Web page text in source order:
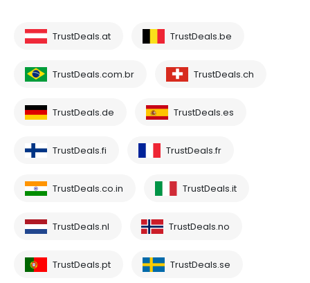
TrustDeals.at TrustDeals.be
TrustDeals.com.br TrustDeals.ch
TrustDeals.de TrustDeals.es
TrustDeals.fi TrustDeals.fr
TrustDeals.co.in TrustDeals.it
TrustDeals.nl TrustDeals.no
TrustDeals.pt TrustDeals.se